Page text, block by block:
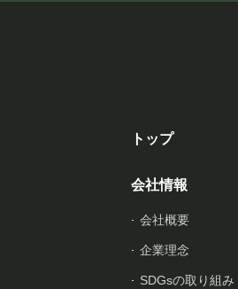
トップ
会社情報
会社概要
企業理念
SDGsの取り組み